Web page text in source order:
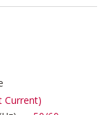
Current)